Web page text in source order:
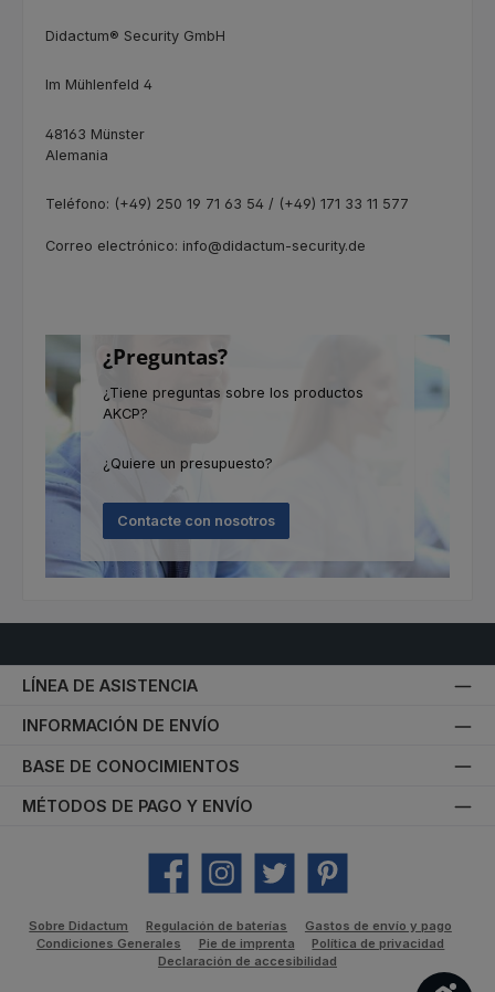
Didactum® Security GmbH
Im Mühlenfeld 4
48163 Münster
Alemania
Teléfono: (+49) 250 19 71 63 54 / (+49) 171 33 11 577
Correo electrónico: info@didactum-security.de
¿Preguntas?
¿Tiene preguntas sobre los productos
AKCP?
¿Quiere un presupuesto?
Contacte con nosotros
LÍNEA DE ASISTENCIA
INFORMACIÓN DE ENVÍO
BASE DE CONOCIMIENTOS
MÉTODOS DE PAGO Y ENVÍO
Facebook Instagram Twitter Pinterest
Sobre Didactum Regulación de baterías
Gastos de envío y pago
Condiciones Generales
Pie de imprenta
Política de privacidad
Declaración de accesibilidad